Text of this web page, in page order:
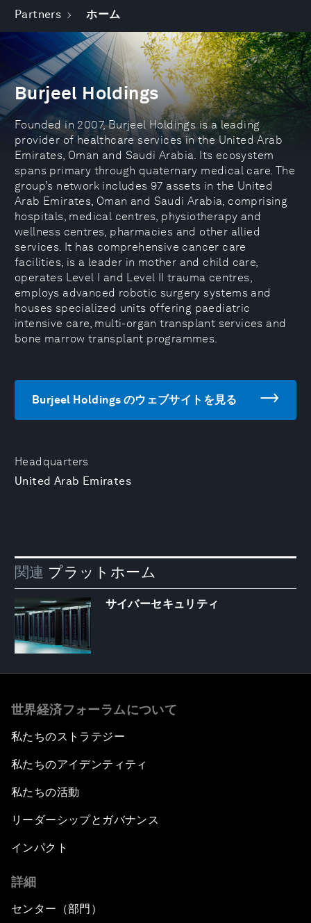
Partners ホーム
Headquarters
United Arab Emirates
Burjeel Holdings
Founded in 2007, Burjeel Holdings is a leading
provider of healthcare services in the United Arab
Emirates, Oman and Saudi Arabia. Its ecosystem
spans primary through quaternary medical care. The
group’s network includes 97 assets in the United
Arab Emirates, Oman and Saudi Arabia, comprising
hospitals, medical centres, physiotherapy and
wellness centres, pharmacies and other allied
services. It has comprehensive cancer care
facilities, is a leader in mother and child care,
operates Level I and Level II trauma centres,
employs advanced robotic surgery systems and
houses specialized units offering paediatric
intensive care, multi-organ transplant services and
bone marrow transplant programmes.
Burjeel Holdings のウェブサイトを見る
関連 プラットホーム
サイバーセキュリティ
世界経済フォーラムについて
私たちのストラテジー
私たちのアイデンティティ
私たちの活動
リーダーシップとガバナンス
インパクト
詳細
センター（部門）